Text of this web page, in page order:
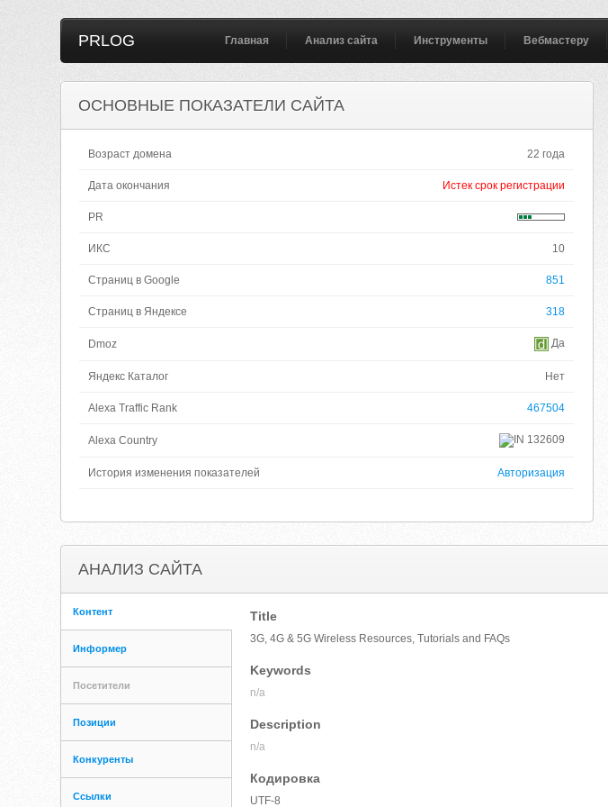
PRLOG Главная Анализ сайта Инструменты Вебмастеру
ОСНОВНЫЕ ПОКАЗАТЕЛИ САЙТА
Возраст домена 22 года
Дата окончания Истек срок регистрации
PR
ИКС 10
Страниц в Google 851
Страниц в Яндексе 318
Dmoz Да
Яндекс Каталог Нет
Alexa Traffic Rank 467504
Alexa Country 132609
История изменения показателей Авторизация
АНАЛИЗ САЙТА
Контент
Информер
Посетители
Позиции
Конкуренты
Ссылки
Title
3G, 4G & 5G Wireless Resources, Tutorials and FAQs
Keywords
n/a
Description
n/a
Кодировка
UTF-8